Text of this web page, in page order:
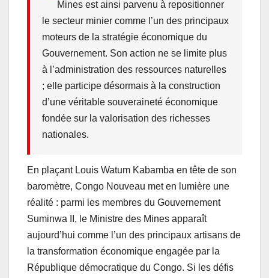
Mines est ainsi parvenu à repositionner
le secteur minier comme l’un des principaux
moteurs de la stratégie économique du
Gouvernement. Son action ne se limite plus
à l’administration des ressources naturelles
; elle participe désormais à la construction
d’une véritable souveraineté économique
fondée sur la valorisation des richesses
nationales.
En plaçant Louis Watum Kabamba en tête de son
baromètre, Congo Nouveau met en lumière une
réalité : parmi les membres du Gouvernement
Suminwa II, le Ministre des Mines apparaît
aujourd’hui comme l’un des principaux artisans de
la transformation économique engagée par la
République démocratique du Congo. Si les défis